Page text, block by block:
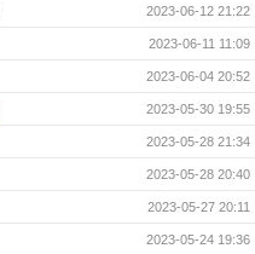
2023-06-12 21:22
2023-06-11 11:09
2023-06-04 20:52
2023-05-30 19:55
2023-05-28 21:34
2023-05-28 20:40
2023-05-27 20:11
2023-05-24 19:36